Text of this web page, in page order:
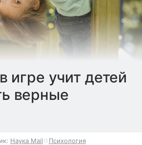
игре учит детей
верные
Наука Mail Психология